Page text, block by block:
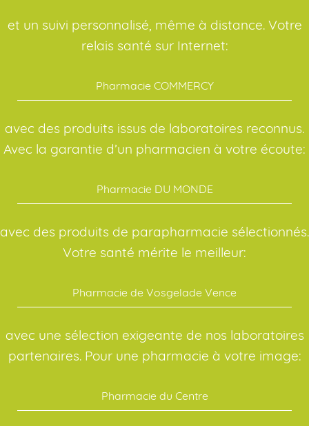
et un suivi personnalisé, même à distance. Votre
relais santé sur Internet:
Pharmacie COMMERCY
avec des produits issus de laboratoires reconnus.
Avec la garantie d’un pharmacien à votre écoute:
Pharmacie DU MONDE
avec des produits de parapharmacie sélectionnés.
Votre santé mérite le meilleur:
Pharmacie de Vosgelade Vence
avec une sélection exigeante de nos laboratoires
partenaires. Pour une pharmacie à votre image:
Pharmacie du Centre